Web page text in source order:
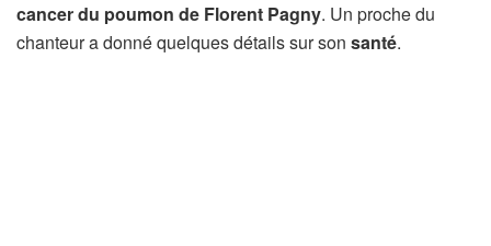
cancer du poumon de Florent Pagny. Un proche du
chanteur a donné quelques détails sur son santé.